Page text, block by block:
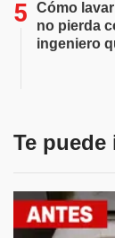
Cómo
no pierda
ingeniero
Te puede